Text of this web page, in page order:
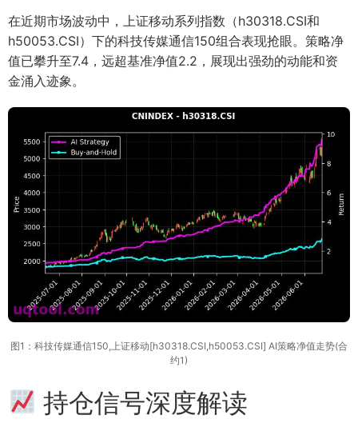
在近期市场波动中，上证移动系列指数（h30318.CSI和
h50053.CSI）下的科技传媒通信150组合表现抢眼。策略净
值已攀升至7.4，远超基准净值2.2，展现出强劲的动能和资
金涌入迹象。
图1：科技传媒通信150,上证移动[h30318.CSI,h50053.CSI] AI策略净值走势(合
约1)
持仓信号深度解读